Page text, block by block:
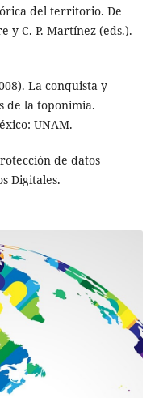
del territorio. De
y C. P. Martínez (eds.).
La conquista y
de la toponimia.
UNAM.
de datos
Digitales.